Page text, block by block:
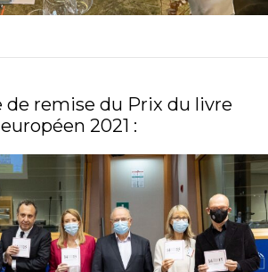
de remise du Prix du livre
européen 2021 :